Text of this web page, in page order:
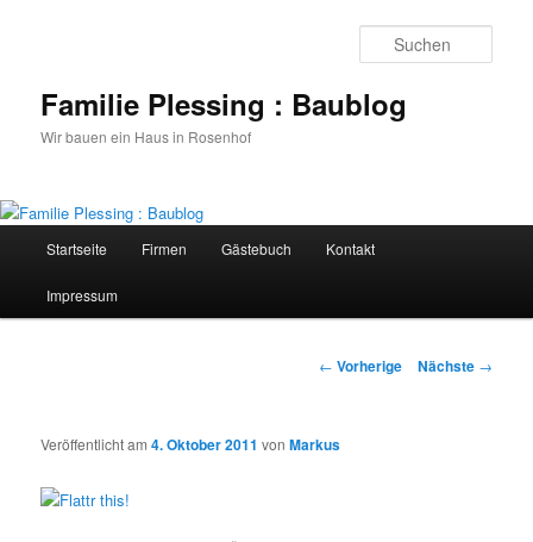
Familie Plessing : Baublog
Wir bauen ein Haus in Rosenhof
Zum
Inhalt
Startseite Firmen Gästebuch Kontakt
Impressum
Artikelnavigation
← Vorherige Nächste →
Veröffentlicht am4. Oktober 2011 vonMarkus